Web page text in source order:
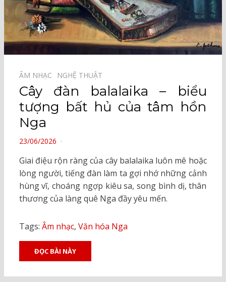
ÂM NHẠC⠀ NGHỆ THUẬT⠀
Cây đàn balalaika – biểu
tượng bất hủ của tâm hồn
Nga
POSTED
23/06/2026
Giai điệu rộn ràng của cây balalaika luôn mê hoặc
lòng người, tiếng đàn làm ta gợi nhớ những cảnh
hùng vĩ, choáng ngợp kiêu sa, song bình dị, thân
thương của làng quê Nga đầy yêu mến.
Tags: Âm nhạc, Văn hóa Nga
ĐỌC BÀI NÀY